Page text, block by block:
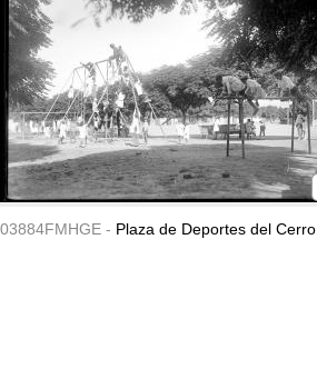
03884FMHGE - Plaza de Deportes del Cerro.